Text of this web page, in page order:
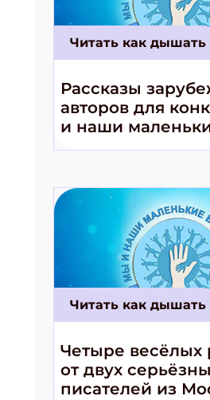
Читать как дышать
Рассказы
авторов для
и наши
волшебники!»
Читать как дышать
Четыре весёлых
от двух
писателей из